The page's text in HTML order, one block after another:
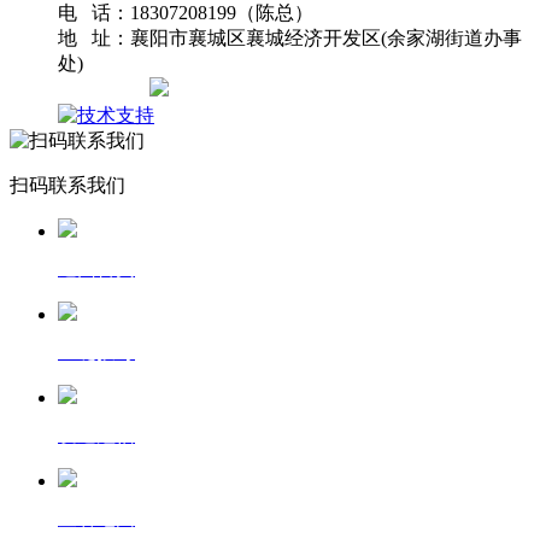
电 话：18307208199（陈总）
地 址：襄阳市襄城区襄城经济开发区(余家湖街道办事
处)
扫码联系我们